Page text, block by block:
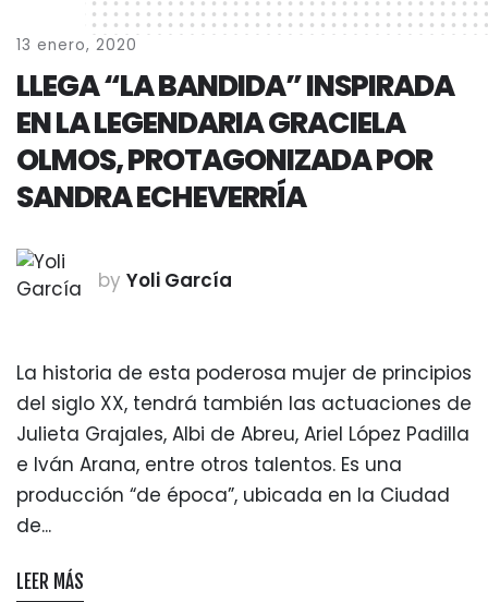
13 enero, 2020
LLEGA “LA BANDIDA” INSPIRADA
EN LA LEGENDARIA GRACIELA
OLMOS, PROTAGONIZADA POR
SANDRA ECHEVERRÍA
by Yoli García
La historia de esta poderosa mujer de principios
del siglo XX, tendrá también las actuaciones de
Julieta Grajales, Albi de Abreu, Ariel López Padilla
e Iván Arana, entre otros talentos. Es una
producción “de época”, ubicada en la Ciudad
de...
LEER MÁS